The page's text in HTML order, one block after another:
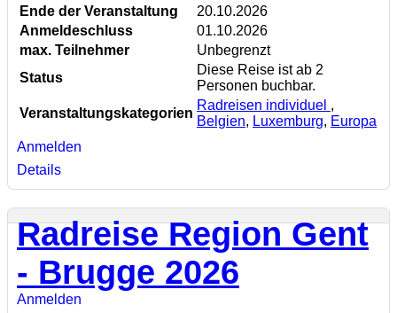
Ende der Veranstaltung
20.10.2026
Anmeldeschluss
01.10.2026
max. Teilnehmer
Unbegrenzt
Status
Diese Reise ist ab 2
Personen buchbar.
Veranstaltungskategorien
Radreisen individuel ,
Belgien, Luxemburg, Europa
Anmelden
Details
Radreise Region Gent
- Brugge 2026
Anmelden